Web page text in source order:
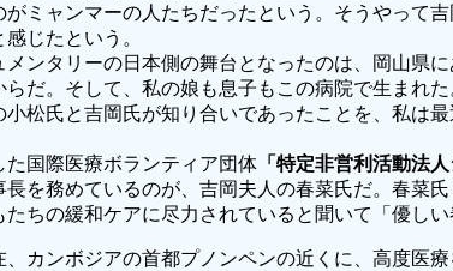
ミャンマーの人たちだったという。そうやって
じたという。
ンタリーの日本側の舞台となったのは、岡山県
だ。そして、私の娘も息子もこの病院で生まれた
松氏と吉岡氏が知り合いであったことを、私
国際医療ボランティア団体 「特定非営利活動法
を務めているのが、吉岡夫人の春菜氏だ。春菜
ちの緩和ケアに尽力されていると聞いて「優しい
カンボジアの首都プノンペンの近くに、高度医